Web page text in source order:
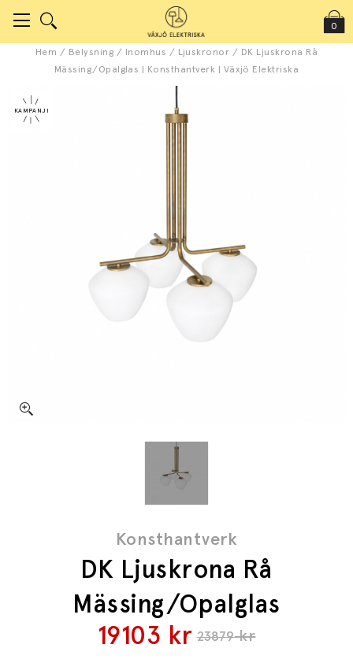
0
Hem / Belysning / Inomhus / Ljuskronor / DK Ljuskrona Rå
Mässing/Opalglas | Konsthantverk | Växjö Elektriska
Konsthantverk
DK Ljuskrona Rå
Mässing/Opalglas
23879kr
19103 kr